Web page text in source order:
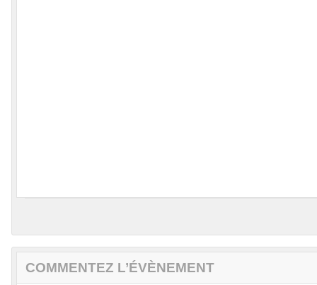
COMMENTEZ L’ÉVÈNEMENT